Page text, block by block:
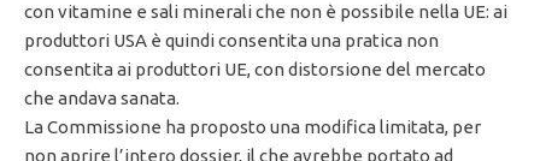
con vitamine e sali minerali che non è possibile nella UE: ai
produttori USA è quindi consentita una pratica non
consentita ai produttori UE, con distorsione del mercato
che andava sanata.
La Commissione ha proposto una modifica limitata, per
non aprire l’intero dossier, il che avrebbe portato ad